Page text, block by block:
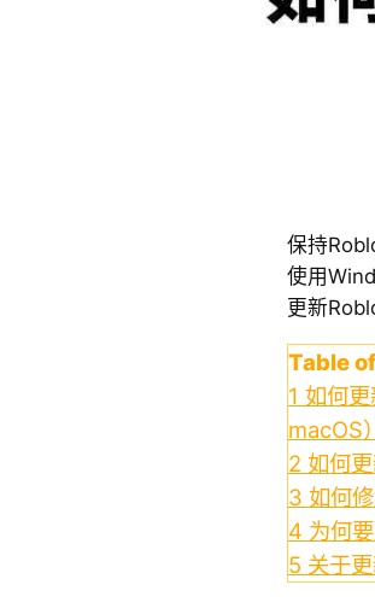
保持
使用
更新
Table
1 如何
macOS）
2 如何
3 如何
4 为何
5 关于